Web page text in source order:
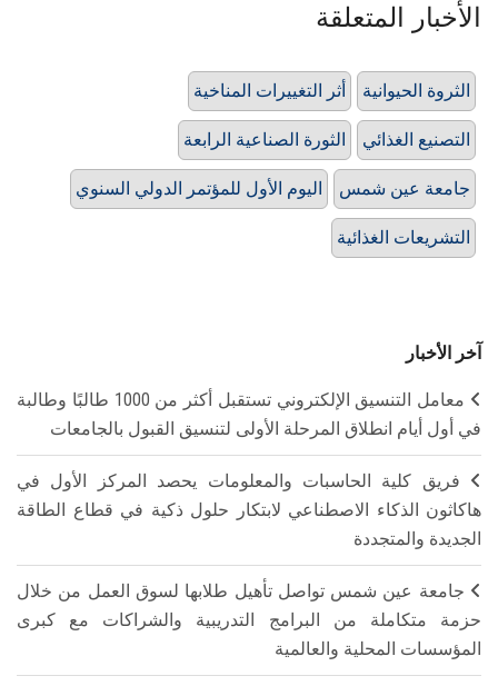
الأخبار المتعلقة
أثر التغييرات المناخية الثروة الحيوانية
الثورة الصناعية الرابعة التصنيع الغذائي
اليوم الأول للمؤتمر الدولي السنوي جامعة عين شمس
التشريعات الغذائية
آخر الأخبار
معامل التنسيق الإلكتروني تستقبل أكثر من 1000 طالبًا وطالبة
في أول أيام انطلاق المرحلة الأولى لتنسيق القبول بالجامعات
فريق كلية الحاسبات والمعلومات يحصد المركز الأول في
هاكاثون الذكاء الاصطناعي لابتكار حلول ذكية في قطاع الطاقة
الجديدة والمتجددة
جامعة عين شمس تواصل تأهيل طلابها لسوق العمل من خلال
حزمة متكاملة من البرامج التدريبية والشراكات مع كبرى
المؤسسات المحلية والعالمية